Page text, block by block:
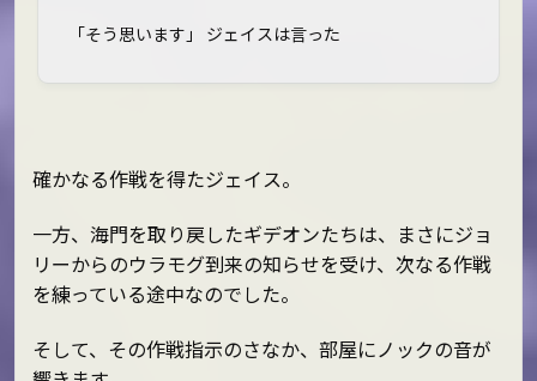
「そう思います」 ジェイスは言った
確かなる作戦を得たジェイス。
一方、海門を取り戻したギデオンたちは、まさにジョ
リーからのウラモグ到来の知らせを受け、次なる作戦
を練っている途中なのでした。
そして、その作戦指示のさなか、部屋にノックの音が